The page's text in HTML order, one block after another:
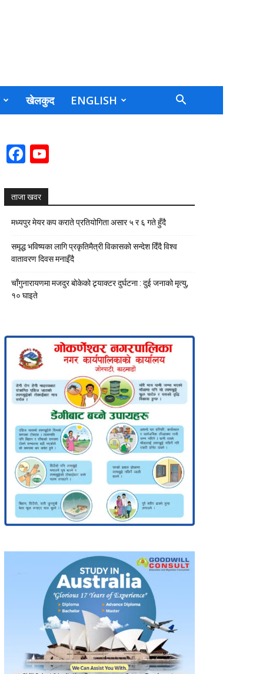
खेलकुद ENGLISH
Facebook
ताजा खवर
मध्यपुर मेयर कप कराते प्रतियोगिता असार ५ र ६ गते हुँदै
समृद्ध भविष्यका लागि प्रकृतिमैत्री विकासको सन्देश दिँदै विश्व
वातावरण दिवस मनाइँदै
चाँगुनारायणमा मजदुर बोकेको ट्र्याक्टर दुर्घटना : दुई जनाको मृत्यु,
१० घाइते